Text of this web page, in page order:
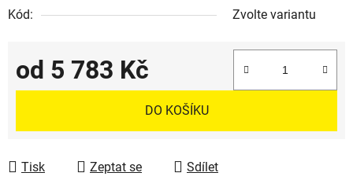
Kód:
Zvolte variantu
od 5 783 Kč
Měrná cena:
DO KOŠÍKU
Tisk Zeptat se Sdílet